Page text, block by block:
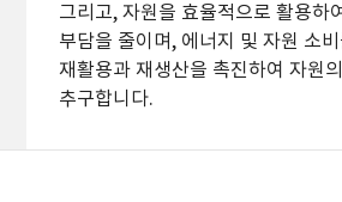
그리고, 자원을 효율적으로 활용하
부담을 줄이며, 에너지 및 자원 소
재활용과 재생산을 촉진하여 자원
추구합니다.